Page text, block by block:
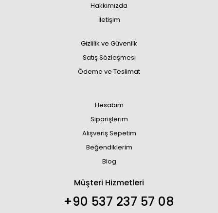
Hakkımızda
İletişim
Gizlilik ve Güvenlik
Satış Sözleşmesi
Ödeme ve Teslimat
Hesabım
Siparişlerim
Alışveriş Sepetim
Beğendiklerim
Blog
Müşteri Hizmetleri
+90 537 237 57 08